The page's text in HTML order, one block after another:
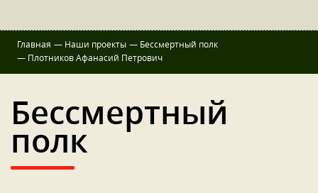
Главная — Наши проекты — Бессмертный полк
— Плотников Афанасий Петрович
Бессмертный
полк